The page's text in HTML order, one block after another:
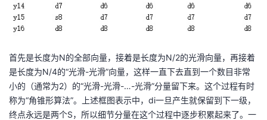
首先是长度为N的全部向量，接着是长度为N/2的光滑向量，再接着
是长度为N/4的“光滑-光滑”向量，这样一直下去直到一个数目非常
小的（通常为2）的“光滑-光滑-…-光滑”分量留下来。这个过程有时
称为“角锥形算法”。上述框图表示中，di一旦产生就保留到下一级，
终点永远是两个S，所以细节分量在这个过程中逐步积累起来了。 一